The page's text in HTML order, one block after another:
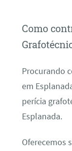
Como
Procurando
em
perícia
Esplanada.
Oferecemos